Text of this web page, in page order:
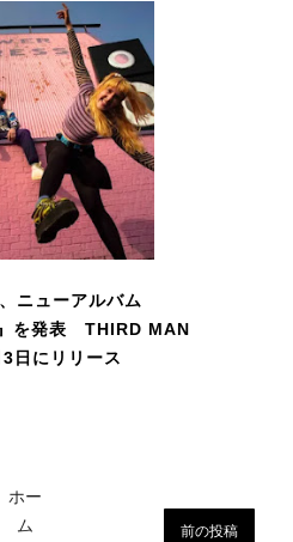
ニューアルバム
を発表 THIRD MAN
日にリリース
前の投稿
ホー
ム